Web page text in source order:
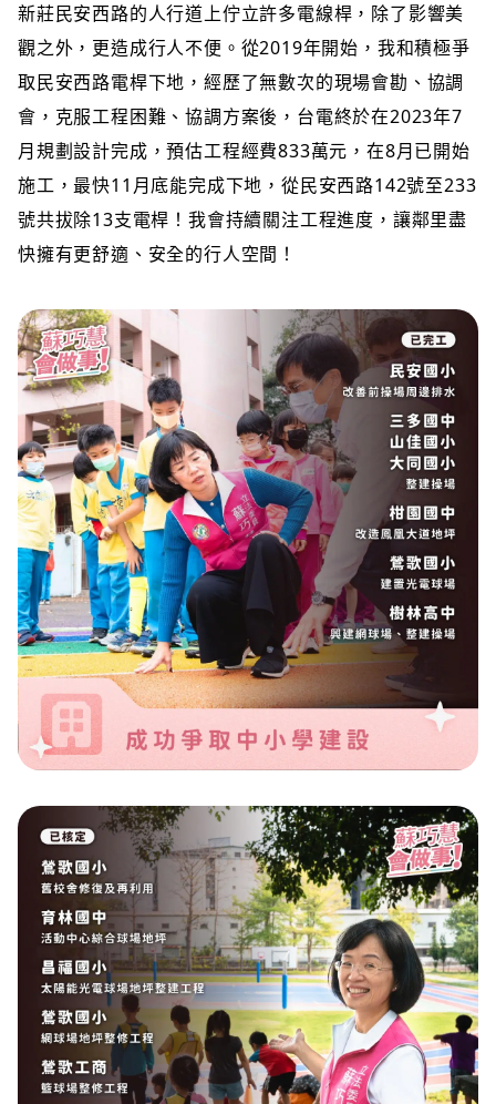
新莊民安西路的人行道上佇立許多電線桿，除了影響美
觀之外，更造成行人不便。從2019年開始，我和積極爭
取民安西路電桿下地，經歷了無數次的現場會勘、協調
會，克服工程困難、協調方案後，台電終於在2023年7
月規劃設計完成，預估工程經費833萬元，在8月已開始
施工，最快11月底能完成下地，從民安西路142號至233
號共拔除13支電桿！我會持續關注工程進度，讓鄰里盡
快擁有更舒適、安全的行人空間！